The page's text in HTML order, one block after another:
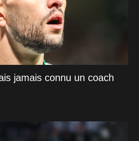
jamais connu un coach